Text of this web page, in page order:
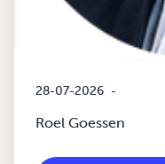
28-07-2026 -
Roel Goessen